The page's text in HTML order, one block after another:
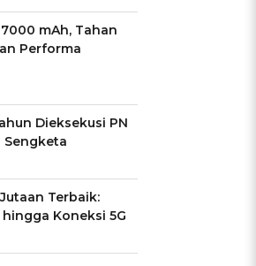
mAh, Tahan
Performa
Dieksekusi PN
Sengketa
Terbaik:
hingga Koneksi 5G